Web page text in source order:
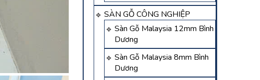
SÀN GỖ CÔNG NGHIỆP
Sàn Gỗ Malaysia 12mm Bình
Dương
Sàn Gỗ Malaysia 8mm Bình
Dương